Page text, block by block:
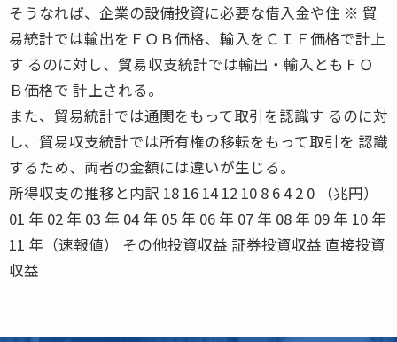
そうなれば、企業の設備投資に必要な借入金や住 ※ 貿
易統計では輸出をＦＯＢ価格、輸入をＣＩＦ価格で計上
す るのに対し、貿易収支統計では輸出・輸入ともＦＯ
Ｂ価格で 計上される。
また、貿易統計では通関をもって取引を認識す るのに対
し、貿易収支統計では所有権の移転をもって取引を 認識
するため、両者の金額には違いが生じる。
所得収支の推移と内訳 18 16 14 12 10 8 6 4 2 0 （兆円）
01 年 02 年 03 年 04 年 05 年 06 年 07 年 08 年 09 年 10 年
11 年（速報値） その他投資収益 証券投資収益 直接投資
収益